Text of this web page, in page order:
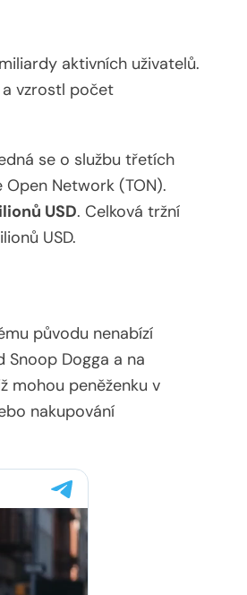
aktivních uživatelů.
a vzrostl počet
se o službu třetích
Network (TON).
USD. Celková tržní
USD.
původu nenabízí
Snoop Dogga a na
mohou peněženku v
nakupování